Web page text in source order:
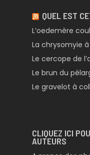
QUEL EST
L’oedemère
La chrysomyie
Le cercope de
Le brun du
Le gravelot à
CLIQUEZ ICI
AUTEURS